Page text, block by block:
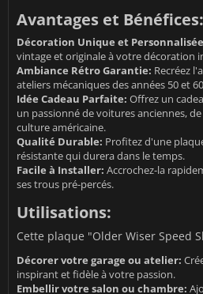
Avantages et Bénéfices:
Décoration Unique et
vintage et originale à votre décoration
Ambiance Rétro Garantie: Recréez
ateliers mécaniques des années 50 et
Idée Cadeau Parfaite: Offrez un
un passionné de voitures anciennes,
culture américaine.
Qualité Durable: Profitez d'une
résistante qui durera dans le temps.
Facile à Installer: Accrochez-la
ses trous pré-percés.
Utilisations:
Cette plaque "Older Wiser Speed
Décorer votre garage ou atelier:
inspirant et fidèle à votre passion.
Embellir votre salon ou chambre: